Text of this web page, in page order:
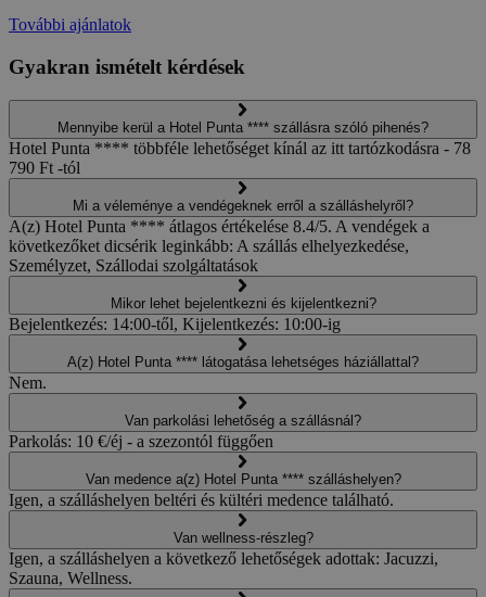
További ajánlatok
Gyakran ismételt kérdések
Mennyibe kerül a Hotel Punta **** szállásra szóló pihenés?
Hotel Punta **** többféle lehetőséget kínál az itt tartózkodásra - 78
790 Ft -tól
Mi a véleménye a vendégeknek erről a szálláshelyről?
A(z) Hotel Punta **** átlagos értékelése 8.4/5. A vendégek a
következőket dicsérik leginkább: A szállás elhelyezkedése,
Személyzet, Szállodai szolgáltatások
Mikor lehet bejelentkezni és kijelentkezni?
Bejelentkezés: 14:00-től, Kijelentkezés: 10:00-ig
A(z) Hotel Punta **** látogatása lehetséges háziállattal?
Nem.
Van parkolási lehetőség a szállásnál?
Parkolás: 10 €/éj - a szezontól függően
Van medence a(z) Hotel Punta **** szálláshelyen?
Igen, a szálláshelyen beltéri és kültéri medence található.
Van wellness-részleg?
Igen, a szálláshelyen a következő lehetőségek adottak: Jacuzzi,
Szauna, Wellness.